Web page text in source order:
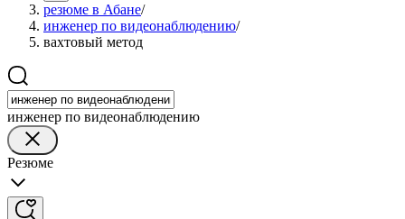
резюме в Абане/
инженер по видеонаблюдению/
вахтовый метод
инженер по видеонаблюдению
Резюме